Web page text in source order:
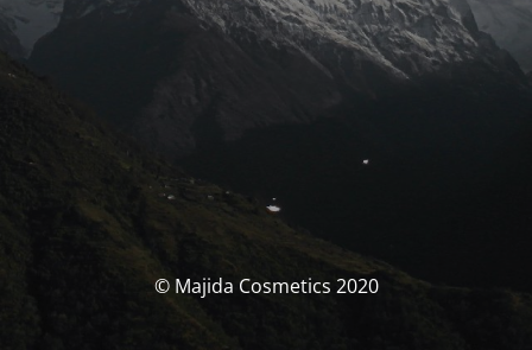
© Majida Cosmetics 2020